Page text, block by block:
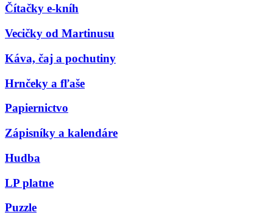
Čítačky e-kníh
Vecičky od Martinusu
Káva, čaj a pochutiny
Hrnčeky a fľaše
Papiernictvo
Zápisníky a kalendáre
Hudba
LP platne
Puzzle